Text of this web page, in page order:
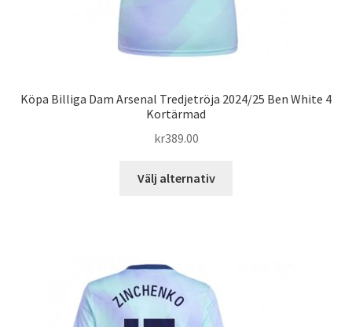
Köpa Billiga Dam Arsenal Tredjetröja 2024/25 Ben White 4
Kortärmad
kr389.00
Välj alternativ